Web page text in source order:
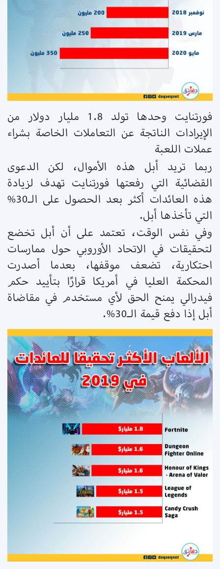
فورتنايت وحدها تولد 1.8 مليار دولار من
الإيرادات الناتجة عن التعاملات الخاصة بشراء
عملات اللعبة
ربما تريد أبل هذه الأموال، لكن الدعوى
القضائية التي رفعتها فورتنايت تهدف لزيادة
هذه العائدات أكثر بعد الحصول على الـ30%
التي تأخذها أبل.
وفي نفس الوقت، تعتمد على أن أبل تخضع
لتحقيقات في الاتحاد الأوروبي حول ممارسات
احتكارية، تضعف موقفها، بعدما أصدرت
المحكمة العليا في أمريكا قرارًا بتأييد حكم
فيدرالي يمنح الحق لأي مستخدم في مقاضاة
أبل إذا دفع قيمة الـ30%.